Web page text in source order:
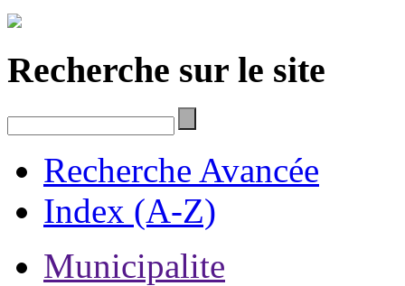
Recherche sur le site
Recherche Avancée
Index (A-Z)
Municipalite